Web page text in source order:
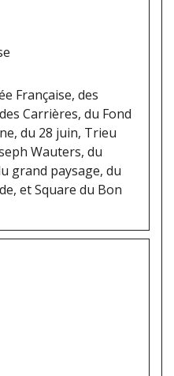
Française, des
Carrières, du Fond
du 28 juin, Trieu
Wauters, du
grand paysage, du
et Square du Bon